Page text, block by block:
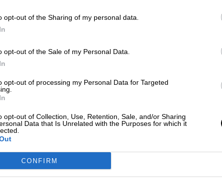
opt-out of the Sharing of my personal data.
opt-out of the Sale of my Personal Data.
opt-out of processing my Personal Data for Targeted
opt-out of Collection, Use, Retention, Sale, and/or Sharing
Data that Is Unrelated with the Purposes for which it
CONFIRM
insiste en que“no hay cambio legal ni de
que los últimos años. Aclara, de todas formas,
deducciones fiscales en el IRPF que existen en